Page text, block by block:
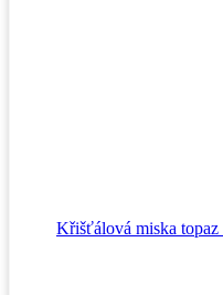
Křišťálová miska